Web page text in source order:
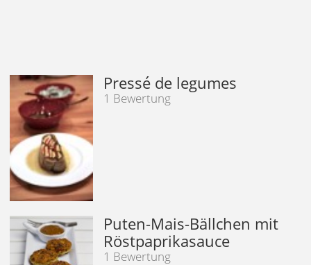
Pressé de legumes
1 Bewertung
Puten-Mais-Bällchen mit
Röstpaprikasauce
1 Bewertung